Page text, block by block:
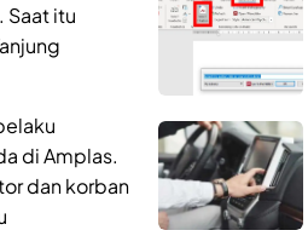
Saat itu
di Amplas.
dan korban